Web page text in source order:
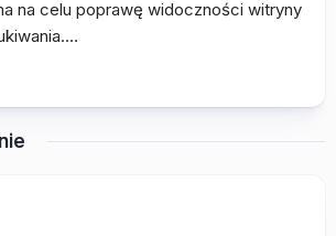
na celu poprawę widoczności witryny